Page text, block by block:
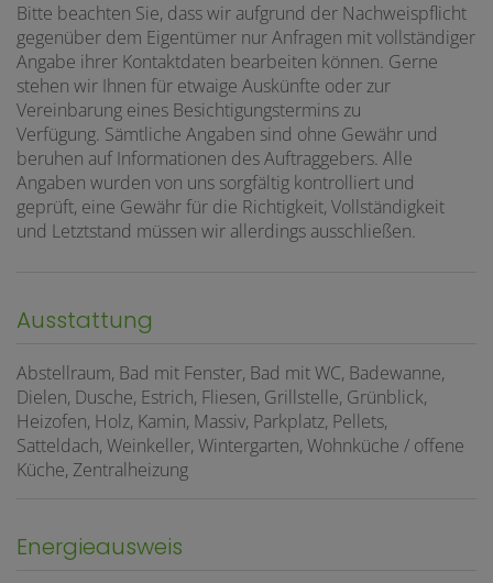
Bitte beachten Sie, dass wir aufgrund der Nachweispflicht
gegenüber dem Eigentümer nur Anfragen mit vollständiger
Angabe ihrer Kontaktdaten bearbeiten können. Gerne
stehen wir Ihnen für etwaige Auskünfte oder zur
Vereinbarung eines Besichtigungstermins zu
Verfügung. Sämtliche Angaben sind ohne Gewähr und
beruhen auf Informationen des Auftraggebers. Alle
Angaben wurden von uns sorgfältig kontrolliert und
geprüft, eine Gewähr für die Richtigkeit, Vollständigkeit
und Letztstand müssen wir allerdings ausschließen.
Ausstattung
Abstellraum Bad mit Fenster Bad mit WC Badewanne
Dielen Dusche Estrich Fliesen Grillstelle Grünblick
Heizofen Holz Kamin Massiv Parkplatz Pellets
Satteldach Weinkeller Wintergarten Wohnküche / offene
Küche Zentralheizung
Energieausweis